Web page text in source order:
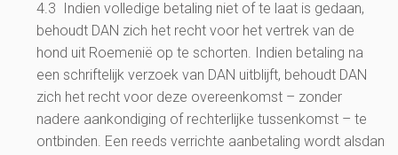
4.3 Indien volledige betaling niet of te laat is gedaan,
behoudt DAN zich het recht voor het vertrek van de
hond uit Roemenië op te schorten. Indien betaling na
een schriftelijk verzoek van DAN uitblijft, behoudt DAN
zich het recht voor deze overeenkomst – zonder
nadere aankondiging of rechterlijke tussenkomst – te
ontbinden. Een reeds verrichte aanbetaling wordt alsdan